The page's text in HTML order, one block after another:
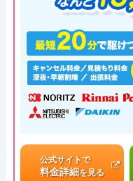
公式サイトで
料金詳細を見る